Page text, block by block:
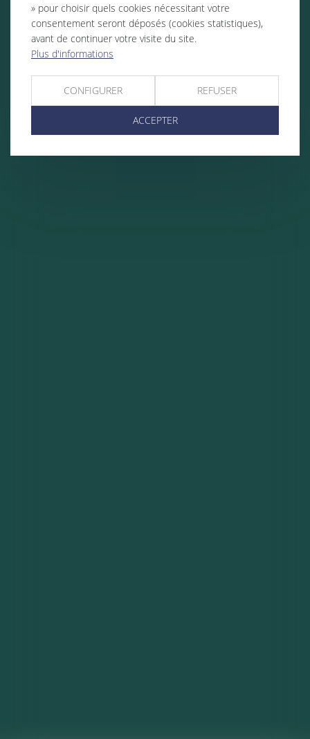
» pour choisir quels cookies nécessitant votre
consentement seront déposés (cookies statistiques),
avant de continuer votre visite du site.
Plus d'informations
CONFIGURER REFUSER
ACCEPTER